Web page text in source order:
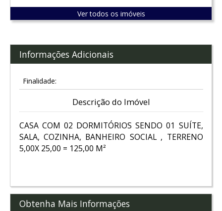
Ver todos os imóveis
Informações Adicionais
Finalidade:
Descrição do Imóvel
CASA COM 02 DORMITÓRIOS SENDO 01 SUÍTE,
SALA, COZINHA, BANHEIRO SOCIAL , TERRENO
5,00X 25,00 = 125,00 M²
Obtenha Mais Informações